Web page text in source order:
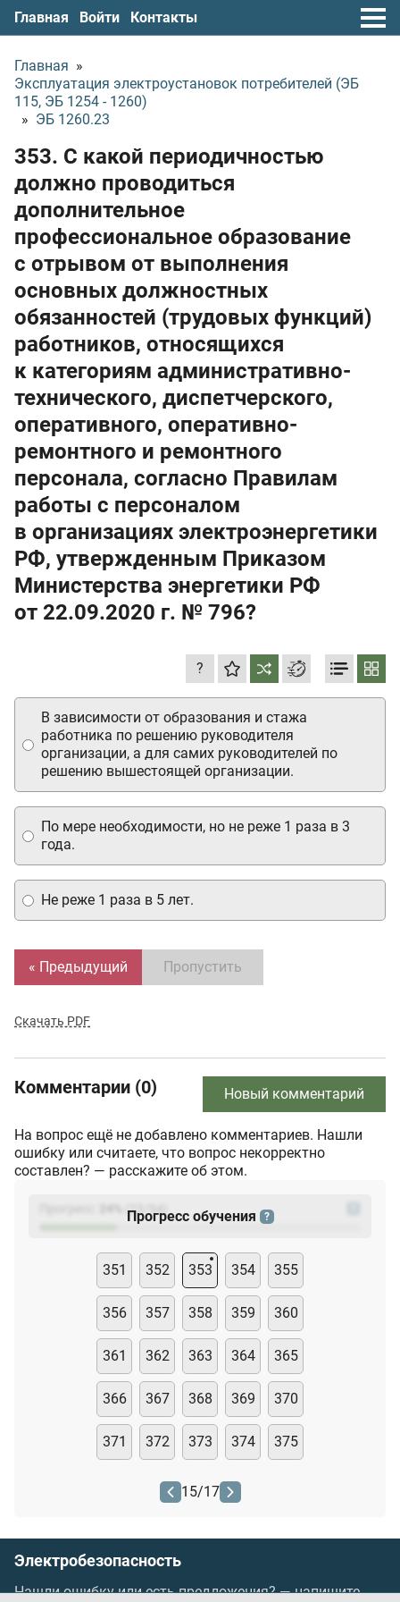
Главная Войти Контакты
Главная »
Эксплуатация электроустановок потребителей (ЭБ
115, ЭБ 1254 - 1260)
» ЭБ 1260.23
353. С какой периодичностью
должно проводиться
дополнительное
профессиональное образование
с отрывом от выполнения
основных должностных
обязанностей (трудовых функций)
работников, относящихся
к категориям административно-
технического, диспетчерского,
оперативного, оперативно-
ремонтного и ремонтного
персонала, согласно Правилам
работы с персоналом
в организациях электроэнергетики
РФ, утвержденным Приказом
Министерства энергетики РФ
от 22.09.2020 г. № 796?
?
Не реже 1 раза в 5 лет.
По мере необходимости, но не реже 1 раза в 3
года.
В зависимости от образования и стажа
работника по решению руководителя
организации, а для самих руководителей по
решению вышестоящей организации.
« Предыдущий Пропустить
Скачать PDF
Комментарии (0) Новый комментарий
На вопрос ещё не добавлено комментариев. Нашли
ошибку или считаете, что вопрос некорректно
составлен? — расскажите об этом.
(23
Прогресс обучения ?
351 352 353 354 355
356 357 358 359 360
361 362 363 364 365
366 367 368 369 370
371 372 373 374 375
15/17
Электробезопасность
Нашли ошибку или есть предложения? —напишите